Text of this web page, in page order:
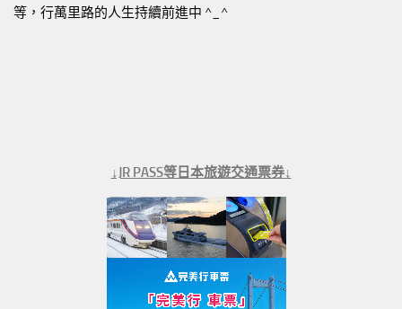
等，行萬里路的人生持續前進中 ^_^
↓JR PASS等日本旅遊交通票券↓